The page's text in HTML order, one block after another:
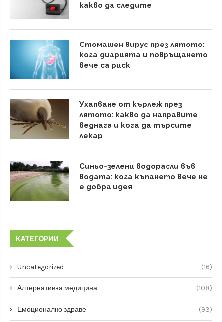
какво да следите
Стомашен вирус през лятото:
кога диарията и повръщането
вече са риск
Ухапване от кърлеж през
лятото: какво да направите
веднага и кога да търсите
лекар
Синьо-зелени водорасли във
водата: кога къпането вече не
е добра идея
КАТЕГОРИИ
Uncategorized (16)
Алтернативна медицина (108)
Емоционално здраве (93)